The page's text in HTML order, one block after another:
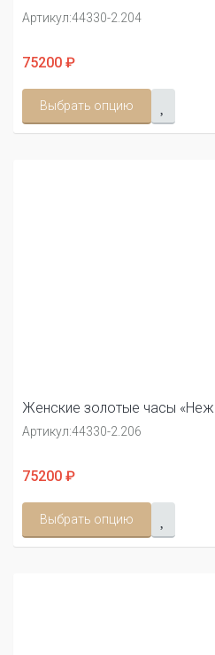
Артикул:44330-2.204
75200 ₽
Выбрать опцию
Женские золотые часы
Артикул:44330-2.206
75200 ₽
Выбрать опцию